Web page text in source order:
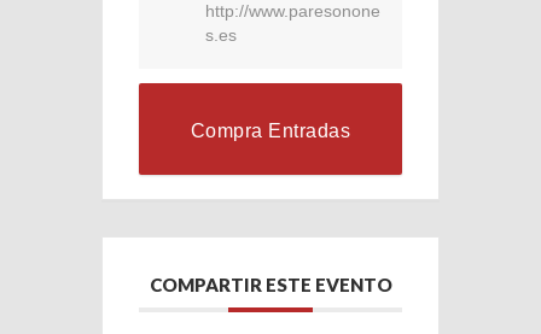
http://www.paresonone
s.es
Compra Entradas
COMPARTIR ESTE EVENTO